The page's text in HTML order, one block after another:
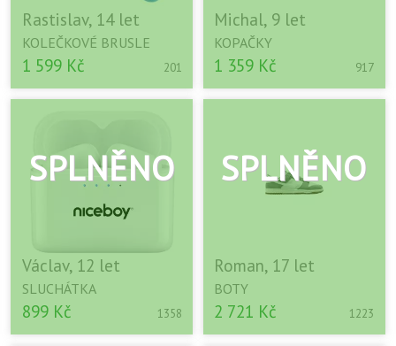
Rastislav, 14 let
KOLEČKOVÉ BRUSLE
1 599 Kč 201
Michal, 9 let
KOPAČKY
1 359 Kč 917
Václav, 12 let
SLUCHÁTKA
899 Kč 1358
Roman, 17 let
BOTY
2 721 Kč 1223